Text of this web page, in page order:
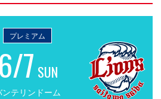
プレミアム
6/7 SUN
ンテリンドーム